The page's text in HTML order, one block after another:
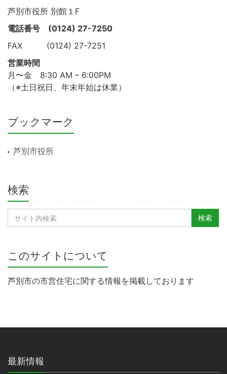
芦別市役所 別館１F
電話番号 (0124) 27-7250
FAX (0124) 27-7251
営業時間
月〜金 8:30 AM – 6:00PM
（※土日祝日、年末年始は休業）
ブックマーク
芦別市役所
検索
このサイトについて
芦別市の市営住宅に関する情報を掲載しております
最新情報